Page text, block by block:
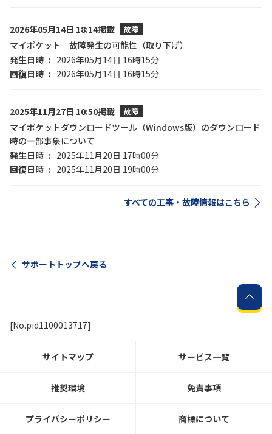
2026年05月14日 18:14掲載 故障
マイポケット 故障発生の可能性（取り下げ）
発生日時
2026年05月14日 16時15分
回復日時
2026年05月14日 16時15分
2025年11月27日 10:50掲載 故障
マイポケットダウンロードツール（Windows版）のダウンロード
時の一部事象について
発生日時
2025年11月20日 17時00分
回復日時
2025年11月20日 19時00分
すべての工事・故障情報はこちら
サポートトップへ戻る
[No.pid1100013717]
サイトマップ サービス一覧
推奨環境 免責事項
プライバシーポリシー 商標について